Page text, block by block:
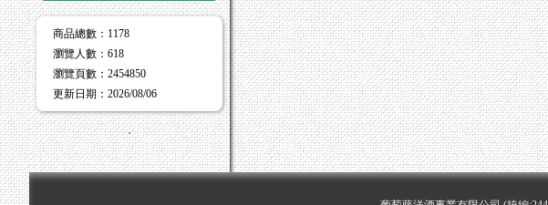
商品總數 ：1178
瀏覽人數 ： 618
瀏覽頁數 ： 2454850
更新日期 ：2026/08/06
．